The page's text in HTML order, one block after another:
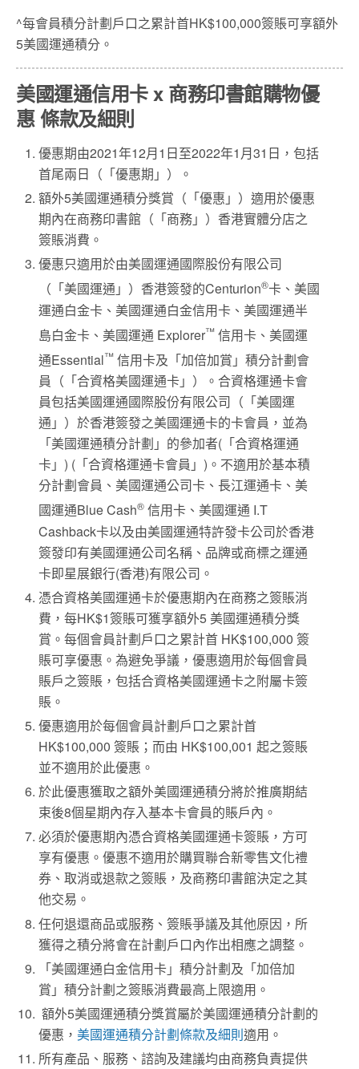
^每會員積分計劃戶口之累計首HK$100,000簽賬可享額外
5美國運通積分。
美國運通信用卡 x 商務印書館購物優
惠條款及細則
優惠期由2021年12月1日至2022年1月31日，包括
首尾兩日（「優惠期」）。
額外5美國運通積分獎賞（「優惠」）適用於優惠
期內在商務印書館（「商務」）香港實體分店之
簽賬消費。
優惠只適用於由美國運通國際股份有限公司
（「美國運通」）香港簽發的Centurion®卡、美國
運通白金卡、美國運通白金信用卡、美國運通半
島白金卡、美國運通 Explorer™ 信用卡、美國運
通Essential™ 信用卡及「加倍加賞」積分計劃會
員（「合資格美國運通卡」）。合資格運通卡會
員包括美國運通國際股份有限公司（「美國運
通」）於香港簽發之美國運通卡的卡會員，並為
「美國運通積分計劃」的參加者(「合資格運通
卡」) (「合資格運通卡會員」)。不適用於基本積
分計劃會員、美國運通公司卡、長江運通卡、美
國運通Blue Cash® 信用卡、美國運通 I.T
Cashback卡以及由美國運通特許發卡公司於香港
簽發印有美國運通公司名稱、品牌或商標之運通
卡即星展銀行(香港)有限公司。
憑合資格美國運通卡於優惠期內在商務之簽賬消
費，每HK$1簽賬可獲享額外5 美國運通積分獎
賞。每個會員計劃戶口之累計首 HK$100,000 簽
賬可享優惠。為避免爭議，優惠適用於每個會員
賬戶之簽賬，包括合資格美國運通卡之附屬卡簽
賬。
優惠適用於每個會員計劃戶口之累計首
HK$100,000 簽賬；而由 HK$100,001 起之簽賬
並不適用於此優惠。
於此優惠獲取之額外美國運通積分將於推廣期結
束後8個星期內存入基本卡會員的賬戶內。
必須於優惠期內憑合資格美國運通卡簽賬，方可
享有優惠。優惠不適用於購買聯合新零售文化禮
券、取消或退款之簽賬，及商務印書館決定之其
他交易。
任何退還商品或服務、簽賬爭議及其他原因，所
獲得之積分將會在計劃戶口內作出相應之調整。
「美國運通白金信用卡」積分計劃及「加倍加
賞」積分計劃之簽賬消費最高上限適用。
額外5美國運通積分獎賞屬於美國運通積分計劃的
優惠，美國運通積分計劃條款及細則適用。
所有產品、服務、諮詢及建議均由商務負責提供